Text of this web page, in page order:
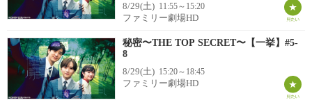
8/29(土) 11:55～15:20
ファミリー劇場HD
秘密〜THE TOP SECRET〜【一挙】#5-
8
8/29(土) 15:20～18:45
ファミリー劇場HD